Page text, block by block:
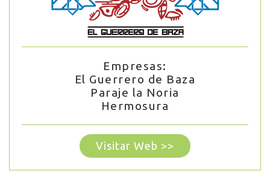
Empresas:
El Guerrero de Baza
Paraje la Noria
Hermosura
Visitar Web >>